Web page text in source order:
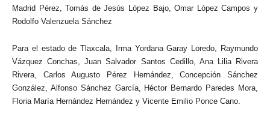
Madrid Pérez, Tomás de Jesús López Bajo, Omar López Campos y
⁠Rodolfo Valenzuela Sánchez
Para el estado de Tlaxcala, Irma Yordana Garay Loredo, Raymundo
Vázquez Conchas, Juan Salvador Santos Cedillo, Ana Lilia Rivera
Rivera, Carlos Augusto Pérez Hernández, Concepción Sánchez
González, Alfonso Sánchez García, Héctor Bernardo Paredes Mora,
Floria María Hernández Hernández y Vicente Emilio Ponce Cano.